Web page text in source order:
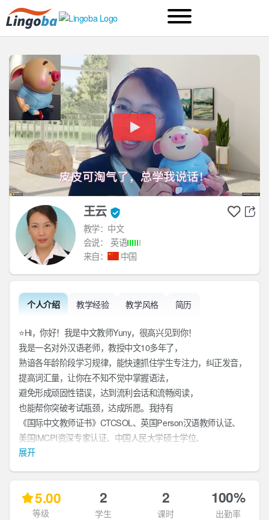
王云
教学：中文
会说：
英语
来自：
中国
个人介绍 教学经验 教学风格 简历
⭐️Hi，你好！我是中文教师Yuny，很高兴见到你！
我是一名对外汉语老师，教授中文10多年了，
熟谙各年龄阶段学习规律，能快速抓住学生专注力，纠正发音，
提高词汇量，让你在不知不觉中掌握语法，
避免形成顽固性错误，达到流利会话和流畅阅读，
也能帮你突破考试瓶颈，达成所愿。我持有
《国际中文教师证书》CTCSOL、英国Person汉语教师认证、
美国IMCPI资深专家认证、中国人民大学硕士学位、
内地教师证书，这些虽然不代表全部，但都是教学能力的佐证。
兴趣与话题
展开
5.00
等级
2
学生
2
课时
100%
出勤率